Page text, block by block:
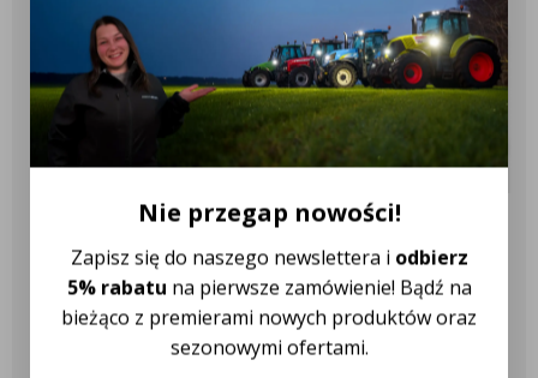
✔️ Ponad 2.600 różnych modeli
ciągników
✔️ Ponad 18 różnych marek
Nasza obsługa klienta jest do
Twojej dyspozycji!
Najczęściej zadawane pytania
Nie przegap nowości!
Zapisz się do naszego newslettera i odbierz
5% rabatu na pierwsze zamówienie! Bądź na
bieżąco z premierami nowych produktów oraz
sezonowymi ofertami.